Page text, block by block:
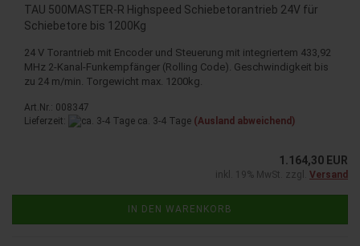
TAU 500MASTER-R Highspeed Schiebetorantrieb 24V für
Schiebetore bis 1200Kg
24 V Torantrieb mit Encoder und Steuerung mit integriertem 433,92
MHz 2-Kanal-Funkempfänger (Rolling Code). Geschwindigkeit bis
zu 24 m/min. Torgewicht max. 1200kg.
Art.Nr.: 008347
Lieferzeit:
ca. 3-4 Tage (Ausland abweichend)
1.164,30 EUR
inkl. 19% MwSt. zzgl. Versand
IN DEN WARENKORB